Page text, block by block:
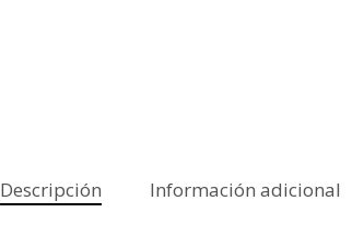
Descripción Información adicional